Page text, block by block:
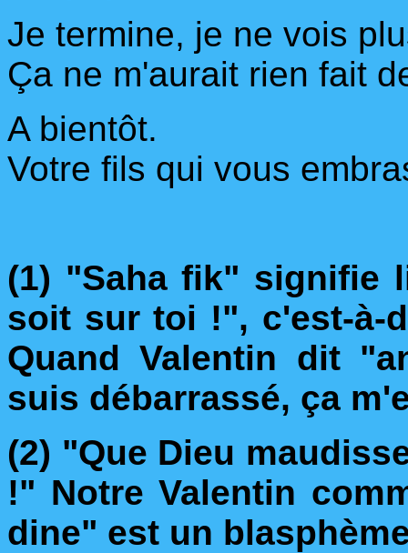
Je termine, je ne vois
Ça ne m'aurait rien fait
A bientôt.
Votre fils qui vous
(1) "Saha fik" signifie
soit sur toi !", c'est-à-
Quand Valentin dit
suis débarrassé, ça
(2) "Que Dieu
!" Notre Valentin
dine" est un